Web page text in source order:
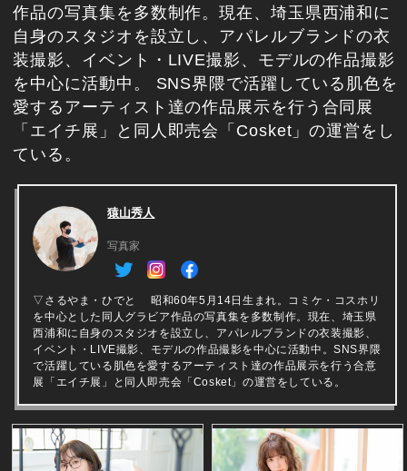
作品の写真集を多数制作。現在、埼玉県西浦和に
自身のスタジオを設立し、アパレルブランドの衣
装撮影、イベント・LIVE撮影、モデルの作品撮影
を中心に活動中。 SNS界隈で活躍している肌色を
愛するアーティスト達の作品展示を行う合同展
「エイチ展」と同人即売会「Cosket」の運営をし
ている。
猿山秀人
写真家
▽さるやま・ひでと 昭和60年5月14日生まれ。コミケ・コスホリ
を中心とした同人グラビア作品の写真集を多数制作。現在、埼玉県
西浦和に自身のスタジオを設立し、アパレルブランドの衣装撮影、
イベント・LIVE撮影、モデルの作品撮影を中心に活動中。SNS界隈
で活躍している肌色を愛するアーティスト達の作品展示を行う合意
展「エイチ展」と同人即売会「Cosket」の運営をしている。